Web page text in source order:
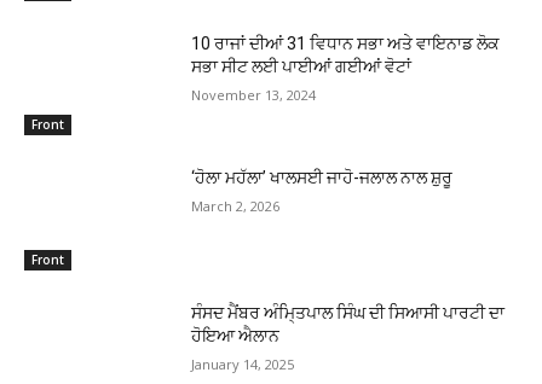
Front
10 ਰਾਜਾਂ ਦੀਆਂ 31 ਵਿਧਾਨ ਸਭਾ ਅਤੇ ਵਾਇਨਾਡ ਲੋਕ
ਸਭਾ ਸੀਟ ਲਈ ਪਾਈਆਂ ਗਈਆਂ ਵੋਟਾਂ
November 13, 2024
Front
‘ਹੋਲਾ ਮਹੱਲਾ’ ਖਾਲਸਈ ਜਾਹੋ-ਜਲਾਲ ਨਾਲ ਸ਼ੁਰੂ
March 2, 2026
ਸੰਸਦ ਮੈਂਬਰ ਅੰਮਿ੍ਤਪਾਲ ਸਿੰਘ ਦੀ ਸਿਆਸੀ ਪਾਰਟੀ ਦਾ
ਹੋਇਆ ਐਲਾਨ
January 14, 2025